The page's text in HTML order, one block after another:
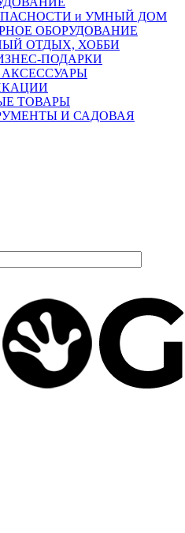
и УМНЫЙ ДОМ
ОБОРУДОВАНИЕ
ОТДЫХ, ХОББИ
ПОДАРКИ
ТОВАРЫ
И САДОВАЯ